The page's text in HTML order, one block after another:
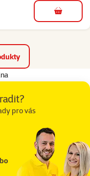
do košíku
pro vás